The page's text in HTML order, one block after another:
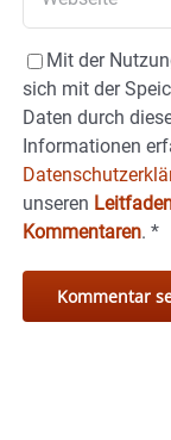
Mit der
sich mit der
Daten durch
Informationen
unseren
Kommentaren. *